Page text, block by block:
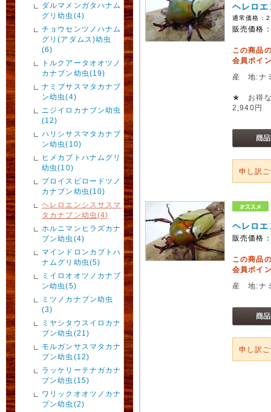
ダルマメンガタハナム
グリ幼虫(4)
チョウセンツノハナム
グリ(アダムス)幼虫
(6)
トルクアータオオツノ
カナブン幼虫(19)
ナミブサスマタカナブ
ン幼虫(4)
ニジイロカナブン幼虫
(12)
ハリシサスマタカナブ
ン幼虫(10)
ヒメカブトハナムグリ
幼虫(10)
プロイスビロードツノ
カナブン幼虫(10)
ヘレロエンシスサスマ
タカナブン幼虫(4)
ホルニマンヒラズカナ
ブン幼虫(4)
マインドロンカブトハ
ナムグリ幼虫(5)
ミイロオオツノカナブ
ン幼虫(5)
ミツノカナブン幼虫
(3)
ミヤシタウスイロカナ
ブン幼虫(21)
モルガンサスマタカナ
ブン幼虫(12)
ラッケリーテナガカナ
ブン幼虫(15)
ワリックオオツノカナ
ブン幼虫(2)
ヘレロ
通常価格：
販売価格
この商品
会員ポイ
産 地:ナ
★ お得
2,940円
申し訳
ヘレロ
販売価格
この商品
会員ポイ
産 地:ナ
申し訳